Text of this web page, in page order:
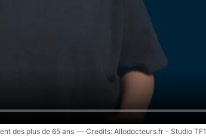
des plus de 65 ans Allodocteurs.fr - Studio TF1